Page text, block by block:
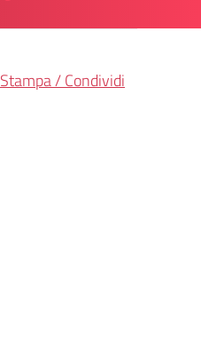
Stampa / Condividi